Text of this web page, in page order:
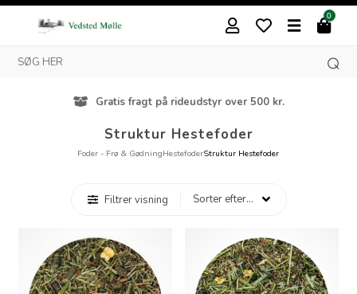
0
Gratis fragt på rideudstyr over 500 kr.
Struktur Hestefoder
Foder - Frø & GødningHestefoderStruktur Hestefoder
Filtrer visning